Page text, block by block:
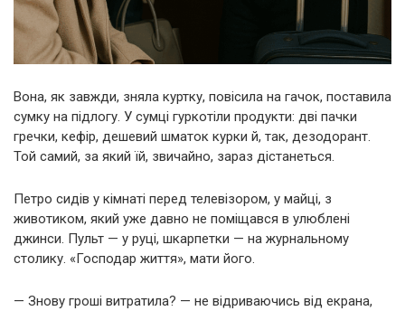
Вона, як завжди, зняла куртку, повісила на гачок, поставила
сумку на підлогу. У сумці гуркотіли продукти: дві пачки
гречки, кефір, дешевий шматок курки й, так, дезодорант.
Той самий, за який їй, звичайно, зараз дістанеться.
Петро сидів у кімнаті перед телевізором, у майці, з
животиком, який уже давно не поміщався в улюблені
джинси. Пульт — у руці, шкарпетки — на журнальному
столику. «Господар життя», мати його.
— Знову гроші витратила? — не відриваючись від екрана,